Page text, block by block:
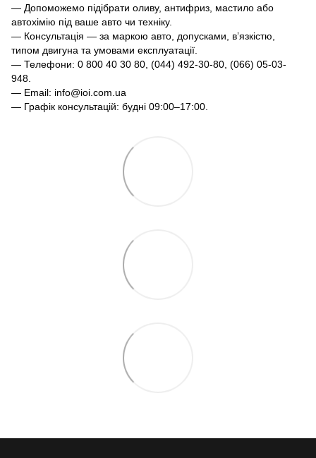
— Допоможемо підібрати оливу, антифриз, мастило або
автохімію під ваше авто чи техніку.
— Консультація — за маркою авто, допусками, в’язкістю,
типом двигуна та умовами експлуатації.
— Телефони: 0 800 40 30 80, (044) 492-30-80, (066) 05-03-
948.
— Email: info@ioi.com.ua
— Графік консультацій: будні 09:00–17:00.